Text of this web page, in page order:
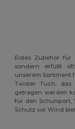
Rotes Zubehör
sondern erfüllt
unserem Sortiment
Twister Tuch, das
getragen werden
für den Schulsport,
Schutz vor Wind